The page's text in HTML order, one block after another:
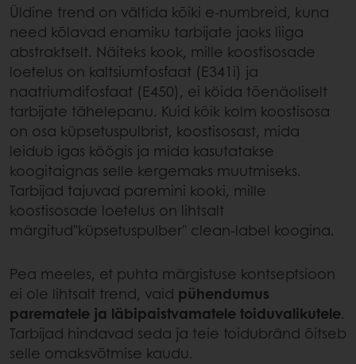
Üldine trend on vältida kõiki e-numbreid, kuna
need kõlavad enamiku tarbijate jaoks liiga
abstraktselt. Näiteks kook, mille koostisosade
loetelus on kaltsiumfosfaat (E341i) ja
naatriumdifosfaat (E450), ei köida tõenäoliselt
tarbijate tähelepanu. Kuid kõik kolm koostisosa
on osa küpsetuspulbrist, koostisosast, mida
leidub igas köögis ja mida kasutatakse
koogitaignas selle kergemaks muutmiseks.
Tarbijad tajuvad paremini kooki, mille
koostisosade loetelus on lihtsalt
märgitud"küpsetuspulber" clean-label koogina.
Pea meeles, et puhta märgistuse kontseptsioon
ei ole lihtsalt trend, vaid pühendumus
parematele ja läbipaistvamatele toiduvalikutele.
Tarbijad hindavad seda ja teie toidubränd õitseb
selle omaksvõtmise kaudu.